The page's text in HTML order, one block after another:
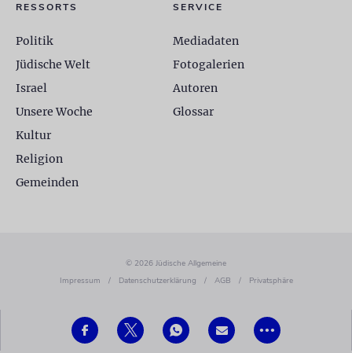
•••
RESSORTS
Politik
Jüdische Welt
Israel
Unsere Woche
Kultur
Religion
Gemeinden
SERVICE
Mediadaten
Fotogalerien
Autoren
Glossar
© 2026 Jüdische Allgemeine
Impressum
/ Datenschutzerklärung / AGB / Privatsphäre